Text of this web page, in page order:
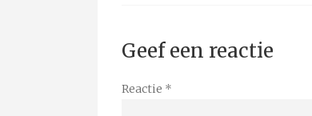
Geef een reactie
Reactie *